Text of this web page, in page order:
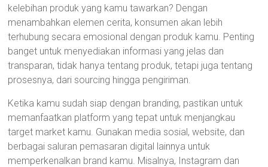
kelebihan produk yang kamu tawarkan? Dengan
menambahkan elemen cerita, konsumen akan lebih
terhubung secara emosional dengan produk kamu. Penting
banget untuk menyediakan informasi yang jelas dan
transparan, tidak hanya tentang produk, tetapi juga tentang
prosesnya, dari sourcing hingga pengiriman.
Ketika kamu sudah siap dengan branding, pastikan untuk
memanfaatkan platform yang tepat untuk menjangkau
target market kamu. Gunakan media sosial, website, dan
berbagai saluran pemasaran digital lainnya untuk
memperkenalkan brand kamu. Misalnya, Instagram dan